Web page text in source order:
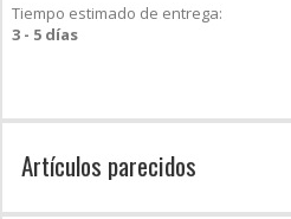
Tiempo estimado de entrega:
3 - 5 días
Artículos parecidos